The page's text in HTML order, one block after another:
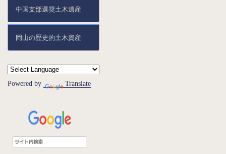
中国支部選奨土木遺産
岡山の歴史的土木資産
Powered by Translate